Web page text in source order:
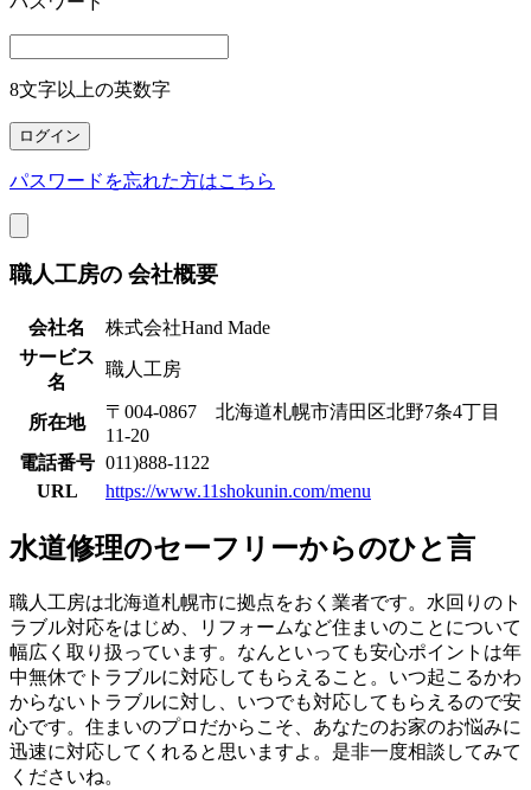
8文字以上の英数字
パスワードを忘れた方はこちら
職人工房の 会社概要
会社名
株式会社Hand Made
サービス
名
職人工房
所在地
〒004-0867 北海道札幌市清田区北野7条4丁目
11-20
電話番号 011)888-1122
URL
https://www.11shokunin.com/menu
水道修理のセーフリーからのひと言
職人工房は北海道札幌市に拠点をおく業者です。水回りのト
ラブル対応をはじめ、リフォームなど住まいのことについて
幅広く取り扱っています。なんといっても安心ポイントは年
中無休でトラブルに対応してもらえること。いつ起こるかわ
からないトラブルに対し、いつでも対応してもらえるので安
心です。住まいのプロだからこそ、あなたのお家のお悩みに
迅速に対応してくれると思いますよ。是非一度相談してみて
くださいね。